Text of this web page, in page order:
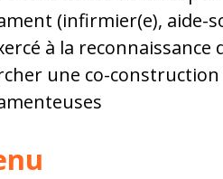
(infirmier(e), aide-
à la
une co-